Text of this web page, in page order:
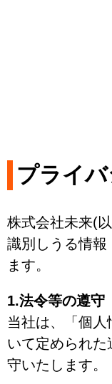
プライ
株式会社未来(
識別しうる情報
ます。
1.法令等の遵守
当社は、「個
いて定められ
守いたします。